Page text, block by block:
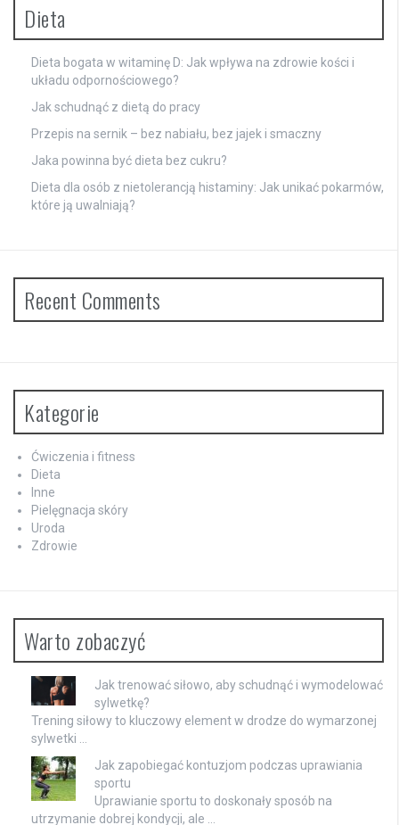
Dieta
Dieta bogata w witaminę D: Jak wpływa na zdrowie kości i
układu odpornościowego?
Jak schudnąć z dietą do pracy
Przepis na sernik – bez nabiału, bez jajek i smaczny
Jaka powinna być dieta bez cukru?
Dieta dla osób z nietolerancją histaminy: Jak unikać pokarmów,
które ją uwalniają?
Recent Comments
Kategorie
Ćwiczenia i fitness
Dieta
Inne
Pielęgnacja skóry
Uroda
Zdrowie
Warto zobaczyć
Jak trenować siłowo, aby schudnąć i wymodelować
sylwetkę?
Trening siłowy to kluczowy element w drodze do wymarzonej
sylwetki …
Jak zapobiegać kontuzjom podczas uprawiania
sportu
Uprawianie sportu to doskonały sposób na
utrzymanie dobrej kondycji, ale …